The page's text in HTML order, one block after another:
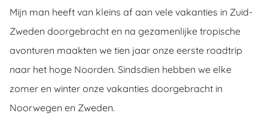
Mijn man heeft van kleins af aan vele vakanties in Zuid-
Zweden doorgebracht en na gezamenlijke tropische
avonturen maakten we tien jaar onze eerste roadtrip
naar het hoge Noorden. Sindsdien hebben we elke
zomer en winter onze vakanties doorgebracht in
Noorwegen en Zweden.